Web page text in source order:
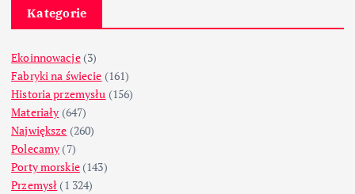
Kategorie
Ekoinnowacje(3)
Fabryki na świecie (161)
Historia przemysłu (156)
Materiały (647)
Największe (260)
Polecamy (7)
Porty morskie(143)
Przemysł (1 324)